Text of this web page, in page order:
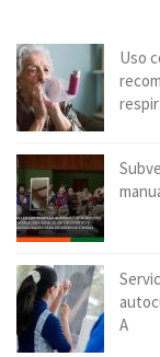
Uso
A